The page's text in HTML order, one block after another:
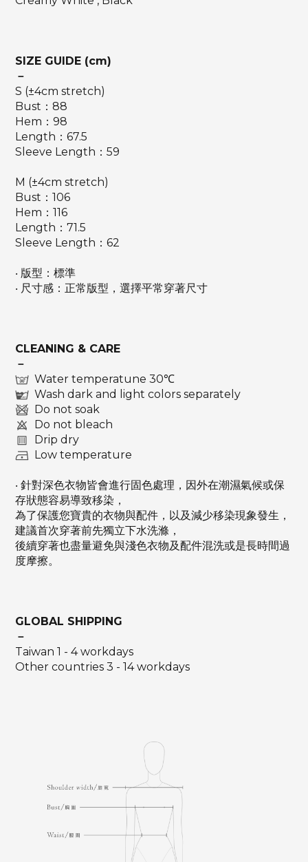
SIZE GUIDE (cm)
－
S (±4cm stretch)
Bust：88
Hem：98
Length：67.5
Sleeve Length：59
M (±4cm stretch)
Bust：106
Hem：116
Length：71.5
Sleeve Length：62
‧ 版型：標準
‧ 尺寸感：正常版型，選擇平常穿著尺寸
CLEANING & CARE
－
Water temperatune 30℃
Wash dark and light colors separately
Do not soak
Do not bleach
Drip dry
Low temperature
‧ 針對深色衣物皆會進行固色處理，因外在潮濕氣候或保
存狀態容易導致移染，
為了保護您寶貴的衣物與配件，以及減少移染現象發生，
建議首次穿著前先獨立下水洗滌，
後續穿著也盡量避免與淺色衣物及配件混洗或是長時間過
度摩擦。
GLOBAL SHIPPING
－
Taiwan 1 - 4 workdays
Other countries 3 - 14 workdays